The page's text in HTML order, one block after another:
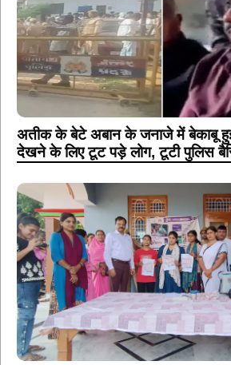
अतीक के बेटे अबान के जनाजे में बेकाबू
देखने के लिए टूट पड़े लोग, टूटी पुलिस